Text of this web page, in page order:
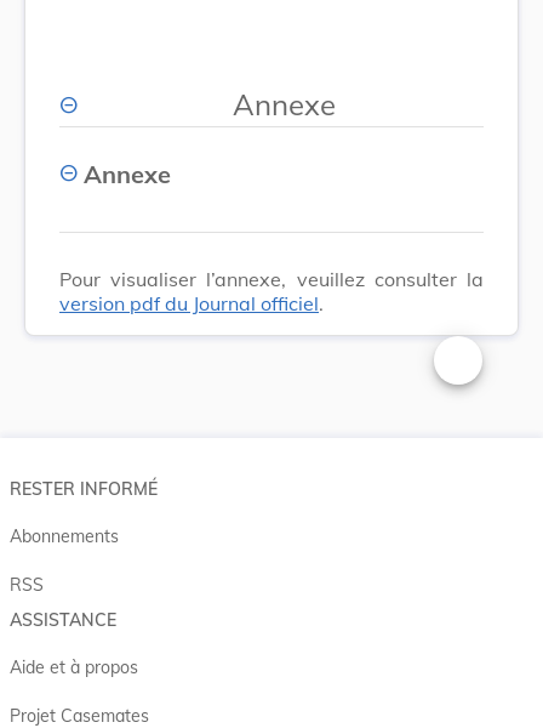
Annexe
Annexe
Pour visualiser l’annexe, veuillez consulter la
version pdf du Journal officiel.
Changer la
RESTER INFORMÉ
Abonnements
RSS
ASSISTANCE
Aide et à propos
Projet Casemates